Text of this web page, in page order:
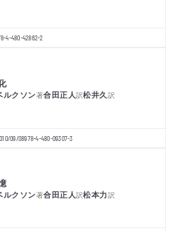
4-480-42862-2
ルクソン著合田正人訳松井久訳
09/08978-4-480-09307-3
ルクソン著合田正人訳松本力訳